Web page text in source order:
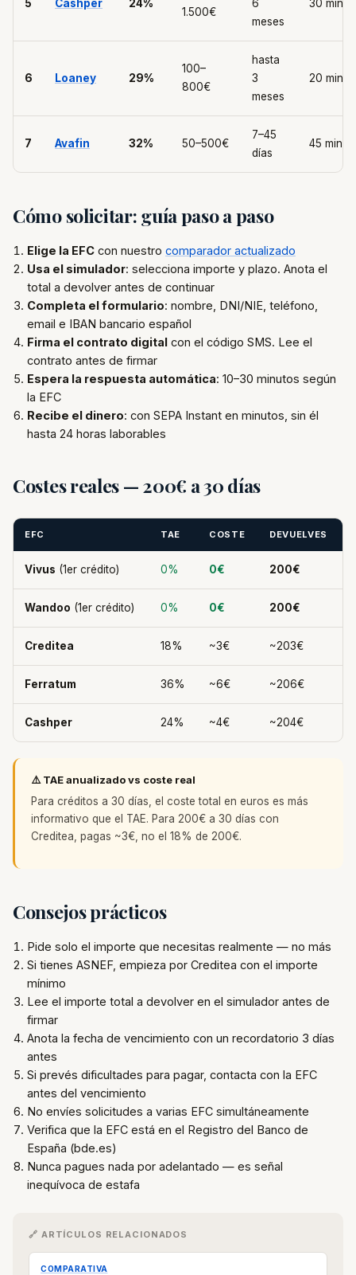
5 Cashper 24%
1.500€
6
meses
30 min
6 Loaney 29%
100–
800€
hasta
3
meses
20 min
7 Avafin 32% 50–500€
7–45
días
45 min
Cómo solicitar: guía paso a paso
Elige la EFC con nuestro comparador actualizado
Usa el simulador: selecciona importe y plazo. Anota el
total a devolver antes de continuar
Completa el formulario: nombre, DNI/NIE, teléfono,
email e IBAN bancario español
Firma el contrato digital con el código SMS. Lee el
contrato antes de firmar
Espera la respuesta automática: 10–30 minutos según
la EFC
Recibe el dinero: con SEPA Instant en minutos, sin él
hasta 24 horas laborables
Costes reales — 200€ a 30 días
EFC TAE COSTE DEVUELVES
Vivus (1er crédito) 0% 0€ 200€
Wandoo (1er crédito) 0% 0€ 200€
Creditea 18% ~3€ ~203€
Ferratum 36% ~6€ ~206€
Cashper 24% ~4€ ~204€
⚠️ TAE anualizado vs coste real
Para créditos a 30 días, el coste total en euros es más
informativo que el TAE. Para 200€ a 30 días con
Creditea, pagas ~3€, no el 18% de 200€.
Consejos prácticos
Pide solo el importe que necesitas realmente — no más
Si tienes ASNEF, empieza por Creditea con el importe
mínimo
Lee el importe total a devolver en el simulador antes de
firmar
Anota la fecha de vencimiento con un recordatorio 3 días
antes
Si prevés dificultades para pagar, contacta con la EFC
antes del vencimiento
No envíes solicitudes a varias EFC simultáneamente
Verifica que la EFC está en el Registro del Banco de
España (bde.es)
Nunca pagues nada por adelantado — es señal
inequívoca de estafa
🔗 ARTÍCULOS RELACIONADOS
COMPARATIVA